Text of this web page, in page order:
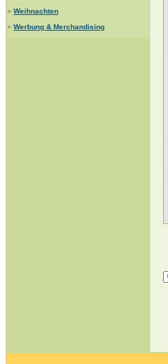
» Weihnachten
» Werbung & Merchandising